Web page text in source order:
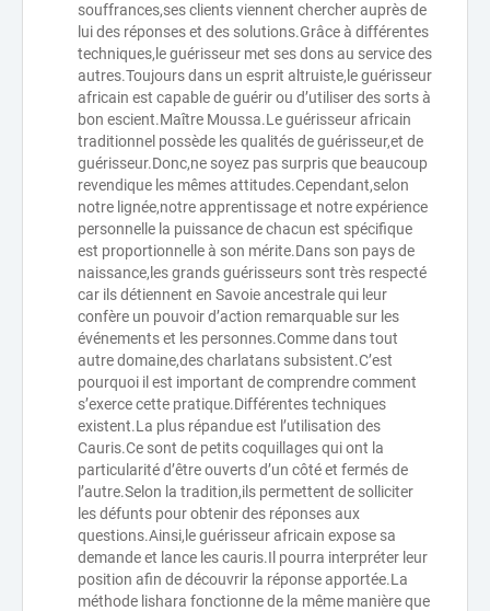
souffrances,ses clients viennent chercher auprès de
lui des réponses et des solutions.Grâce à différentes
techniques,le guérisseur met ses dons au service des
autres.Toujours dans un esprit altruiste,le guérisseur
africain est capable de guérir ou d’utiliser des sorts à
bon escient.Maître Moussa.Le guérisseur africain
traditionnel possède les qualités de guérisseur,et de
guérisseur.Donc,ne soyez pas surpris que beaucoup
revendique les mêmes attitudes.Cependant,selon
notre lignée,notre apprentissage et notre expérience
personnelle la puissance de chacun est spécifique
est proportionnelle à son mérite.Dans son pays de
naissance,les grands guérisseurs sont très respecté
car ils détiennent en Savoie ancestrale qui leur
confère un pouvoir d’action remarquable sur les
événements et les personnes.Comme dans tout
autre domaine,des charlatans subsistent.C’est
pourquoi il est important de comprendre comment
s’exerce cette pratique.Différentes techniques
existent.La plus répandue est l’utilisation des
Cauris.Ce sont de petits coquillages qui ont la
particularité d’être ouverts d’un côté et fermés de
l’autre.Selon la tradition,ils permettent de solliciter
les défunts pour obtenir des réponses aux
questions.Ainsi,le guérisseur africain expose sa
demande et lance les cauris.Il pourra interpréter leur
position afin de découvrir la réponse apportée.La
méthode lishara fonctionne de la même manière que